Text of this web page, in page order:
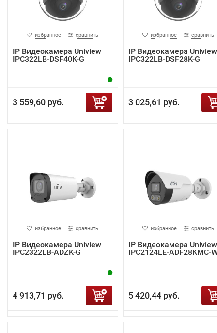
избранное сравнить
IP Видеокамера Uniview
IPC322LB-DSF40K-G
3 559,60 руб.
избранное сравнить
IP Видеокамера Uniview
IPC322LB-DSF28K-G
3 025,61 руб.
избранное сравнить
IP Видеокамера Uniview
IPC2322LB-ADZK-G
4 913,71 руб.
избранное сравнить
IP Видеокамера Uniview
IPC2124LE-ADF28KMC-
5 420,44 руб.